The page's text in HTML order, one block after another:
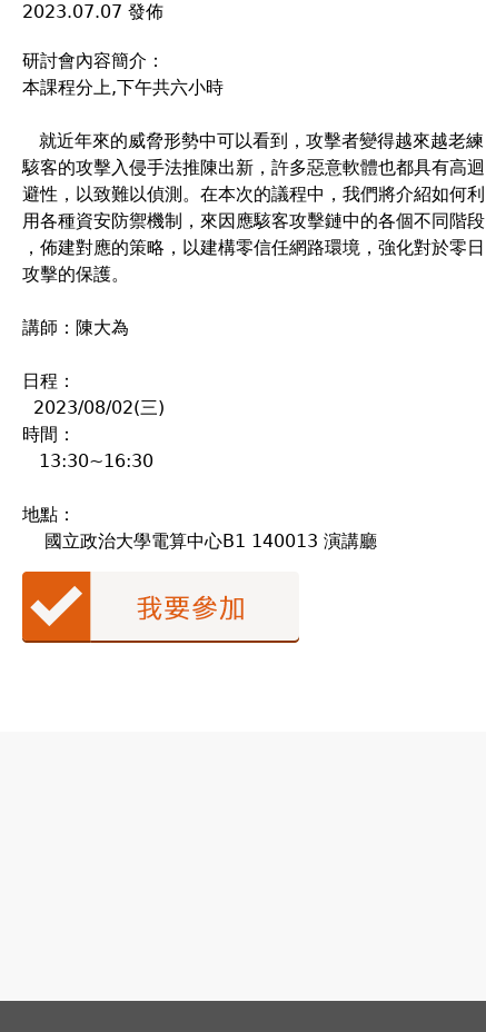
2023.07.07 發佈
研討會內容簡介：
本課程分上,下午共六小時
就近年來的威脅形勢中可以看到，攻擊者變得越來越老練
駭客的攻擊入侵手法推陳出新，許多惡意軟體也都具有高迴
避性，以致難以偵測。在本次的議程中，我們將介紹如何利
用各種資安防禦機制，來因應駭客攻擊鏈中的各個不同階段
，佈建對應的策略，以建構零信任網路環境，強化對於零日
攻擊的保護。
講師：陳大為
日程：
2023/08/02(三)
時間：
13:30~16:30
地點：
國立政治大學電算中心B1 140013 演講廳